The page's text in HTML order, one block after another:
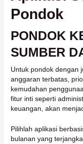
Pondok
PONDOK
SUMBER
Untuk pondok dengan
anggaran terbatas,
kemudahan
fitur inti seperti
keuangan, akan
Pilihlah aplikasi
bulanan yang